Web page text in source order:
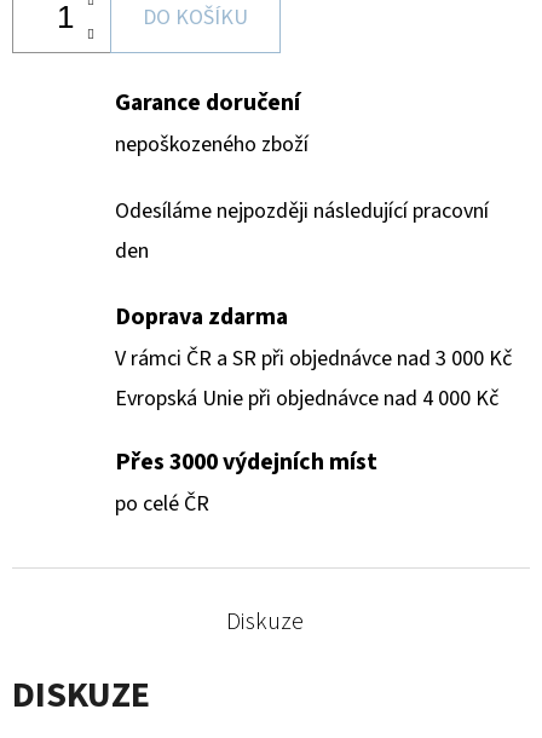
DO KOŠÍKU
Garance doručení
nepoškozeného zboží
Odesíláme nejpozději následující pracovní
den
Doprava zdarma
V rámci ČR a SR při objednávce nad 3 000 Kč
Evropská Unie při objednávce nad 4 000 Kč
Přes 3000 výdejních míst
po celé ČR
Diskuze
DISKUZE